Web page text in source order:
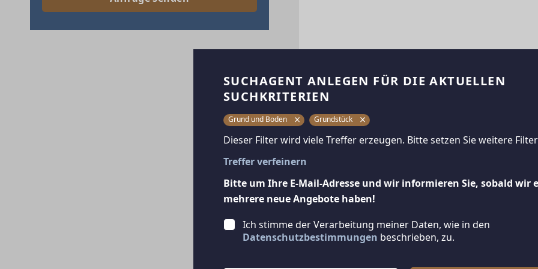
Beschreibung
Baugrundstück ohne Bauzwang – Ideal für Ihr
Dieses Baugrundstück mit der Widmung
Highlights:
- Keine Bauverpflichtung – Sie entscheiden über
- Wohngebietswidmung – Perfekt für
- Anschlüsse in Planung – Glasfaser und
- Flexible Wasserversorgung – Eigene Lösung
SUCHAGENT ANLEGEN FÜR DIE AKTUELLEN
SUCHKRITERIEN
Grund und Boden Grundstück
Dieser Filter wird viele Treffer erzeugen. Bitte setzen Sie weitere
Treffer verfeinern
Bitte um Ihre E-Mail-Adresse und wir informieren Sie, sobald wir
mehrere neue Angebote haben!
Ich stimme der Verarbeitung meiner Daten, wie in den
Datenschutzbestimmungen beschrieben, zu.